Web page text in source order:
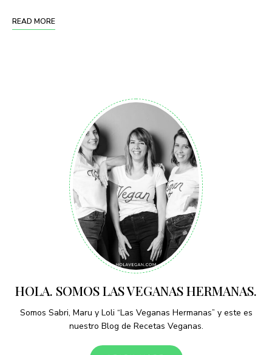
READ MORE
HOLA. SOMOS LAS VEGANAS HERMANAS.
Somos Sabri, Maru y Loli “Las Veganas Hermanas” y este es
nuestro Blog de Recetas Veganas.